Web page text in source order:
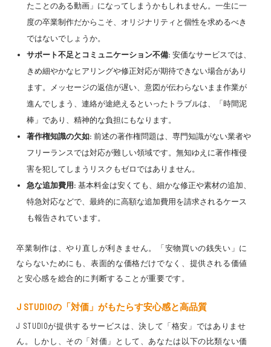
たことのある動画」になってしまうかもしれません。一生に一
度の卒業制作だからこそ、オリジナリティと個性を求めるべき
ではないでしょうか。
サポート不足とコミュニケーション不備: 安価なサービスでは、
きめ細やかなヒアリングや修正対応が期待できない場合があり
ます。メッセージの返信が遅い、意図が伝わらないまま作業が
進んでしまう、連絡が途絶えるといったトラブルは、「時間泥
棒」であり、精神的な負担にもなります。
著作権知識の欠如: 前述の著作権問題は、専門知識がない業者や
フリーランスでは対応が難しい領域です。無知ゆえに著作権侵
害を犯してしまうリスクもゼロではありません。
急な追加費用: 基本料金は安くても、細かな修正や素材の追加、
特急対応などで、最終的に高額な追加費用を請求されるケース
も報告されています。
卒業制作は、やり直しが利きません。「安物買いの銭失い」に
ならないためにも、表面的な価格だけでなく、提供される価値
と安心感を総合的に判断することが重要です。
J STUDIOの「対価」がもたらす安心感と高品質
J STUDIOが提供するサービスは、決して「格安」ではありませ
ん。しかし、その「対価」として、あなたは以下の比類ない価